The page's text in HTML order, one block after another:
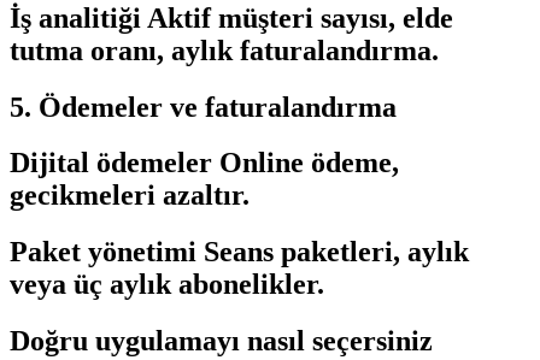
İş analitiği Aktif müşteri sayısı, elde
tutma oranı, aylık faturalandırma.
5. Ödemeler ve faturalandırma
Dijital ödemeler Online ödeme,
gecikmeleri azaltır.
Paket yönetimi Seans paketleri, aylık
veya üç aylık abonelikler.
Doğru uygulamayı nasıl seçersiniz